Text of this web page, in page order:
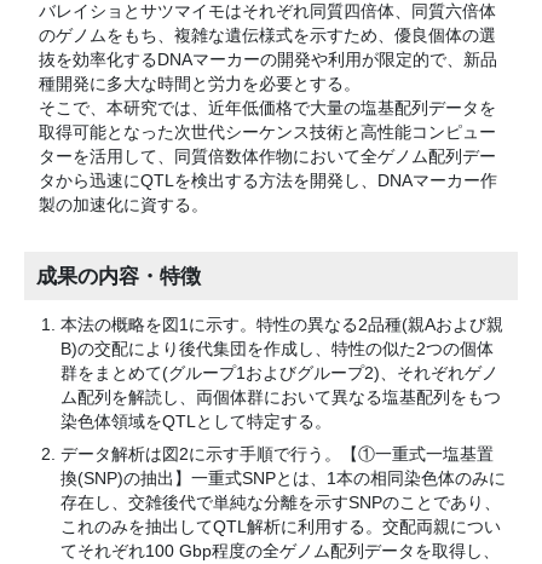
バレイショとサツマイモはそれぞれ同質四倍体、同質六倍体
のゲノムをもち、複雑な遺伝様式を示すため、優良個体の選
抜を効率化するDNAマーカーの開発や利用が限定的で、新品
種開発に多大な時間と労力を必要とする。
そこで、本研究では、近年低価格で大量の塩基配列データを
取得可能となった次世代シーケンス技術と高性能コンピュー
ターを活用して、同質倍数体作物において全ゲノム配列デー
タから迅速にQTLを検出する方法を開発し、DNAマーカー作
製の加速化に資する。
成果の内容・特徴
本法の概略を図1に示す。特性の異なる2品種(親Aおよび親
B)の交配により後代集団を作成し、特性の似た2つの個体
群をまとめて(グループ1およびグループ2)、それぞれゲノ
ム配列を解読し、両個体群において異なる塩基配列をもつ
染色体領域をQTLとして特定する。
データ解析は図2に示す手順で行う。【①一重式一塩基置
換(SNP)の抽出】一重式SNPとは、1本の相同染色体のみに
存在し、交雑後代で単純な分離を示すSNPのことであり、
これのみを抽出してQTL解析に利用する。交配両親につい
てそれぞれ100 Gbp程度の全ゲノム配列データを取得し、